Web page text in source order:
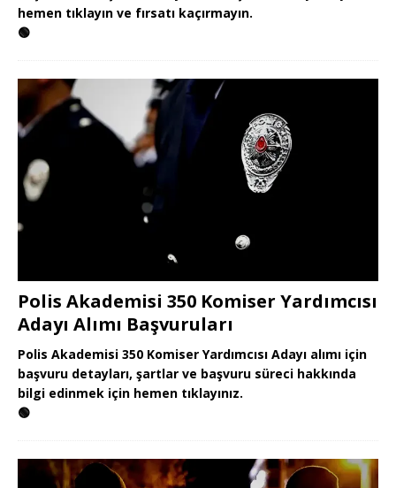
hemen tıklayın ve fırsatı kaçırmayın.
🟢
Polis Akademisi 350 Komiser Yardımcısı
Adayı Alımı Başvuruları
Polis Akademisi 350 Komiser Yardımcısı Adayı alımı için
başvuru detayları, şartlar ve başvuru süreci hakkında
bilgi edinmek için hemen tıklayınız.
🟢